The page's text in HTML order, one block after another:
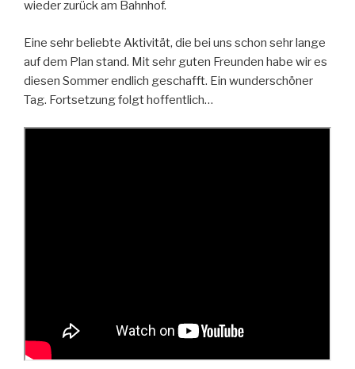
wieder zurück am Bahnhof.
Eine sehr beliebte Aktivität, die bei uns schon sehr lange
auf dem Plan stand. Mit sehr guten Freunden habe wir es
diesen Sommer endlich geschafft. Ein wunderschöner
Tag. Fortsetzung folgt hoffentlich…